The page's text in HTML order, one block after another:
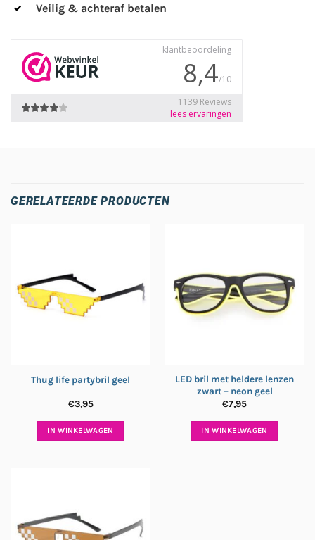
Veilig & achteraf betalen
GERELATEERDE PRODUCTEN
Thug life partybril geel
€3,95
IN WINKELWAGEN
LED bril met heldere lenzen
zwart – neon geel
€7,95
IN WINKELWAGEN